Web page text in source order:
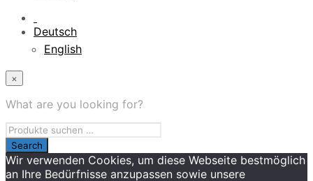
Deutsch
English
×
What are you looking for?
Wir verwenden Cookies, um diese Webseite bestmöglich
an Ihre Bedürfnisse anzupassen sowie unsere